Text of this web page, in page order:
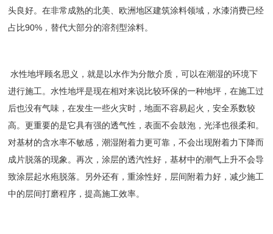
头良好。在非常成熟的北美、欧洲地区建筑涂料领域，水漆消费已经
占比90%，替代大部分的溶剂型涂料。
水性地坪顾名思义，就是以水作为分散介质，可以在潮湿的环境下
进行施工。水性地坪是现在相对来说比较环保的一种地坪，在施工过
后也没有气味，在发生一些火灾时，地面不容易起火，安全系数较
高。更重要的是它具有强的透气性，表面不会鼓泡，光泽也很柔和。
对基材的含水率不敏感，潮湿附着力更可靠，不会出现附着力下降而
成片脱落的现象。再次，涂层的透汽性好，基材中的潮气上升不会导
致涂层起水疱脱落。另外还有，重涂性好，层间附着力好，减少施工
中的层间打磨程序，提高施工效率。